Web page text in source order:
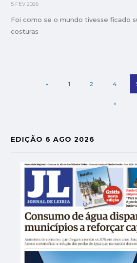
5 FEV 2026
Foi como se o mundo tivesse ficado
costuras
« 1 2 4
»
EDIÇÃO 6 AGO 2026